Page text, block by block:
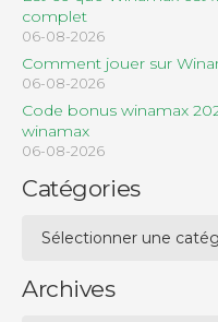
complet
06-08-2026
Comment jouer sur
06-08-2026
Code bonus winamax
winamax
06-08-2026
Catégories
Archives